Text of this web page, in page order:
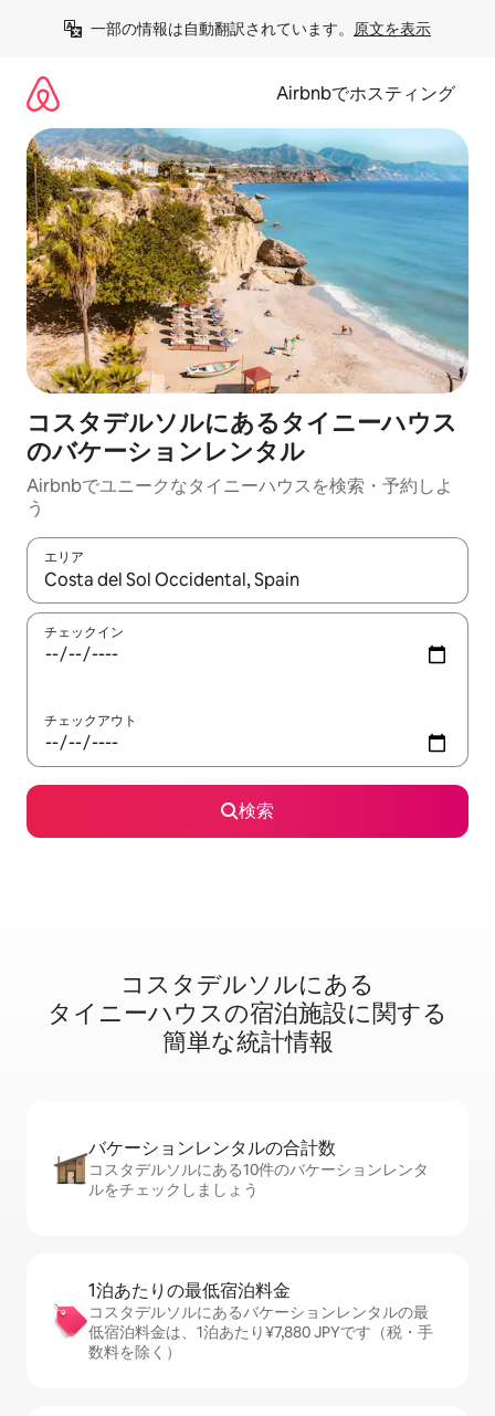
一部の情報は自動翻訳されています。 原文を表示
Airbnbでホスティング
コスタデルソルにあるタイニーハウス
のバケーションレンタル
Airbnbでユニークなタイニーハウスを検索・予約しよ
う
エリア
検索結果が表示されたら、上下の矢印キーを使って移動するか
チェックイン
チェックアウト
検索
コスタデルソルに⁠あ⁠る
タ⁠イ⁠ニ⁠ー⁠ハ⁠ウ⁠ス⁠の宿⁠泊⁠施⁠設⁠に関⁠す⁠る
簡⁠単⁠な統⁠計⁠情⁠報
バケーションレ⁠ン⁠タ⁠ル⁠の合⁠計⁠数
コスタデルソルにある10件のバケーションレンタ
ルをチェックしましょう
1泊あたりの最⁠低⁠宿⁠泊⁠料⁠金
コスタデルソルにあるバケーションレンタルの最
低宿泊料金は、1泊あたり¥7,880 JPYです（税・手
数料を除く）